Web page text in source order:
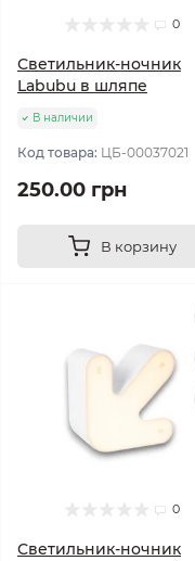
0
Светильник-ночник
Labubu в шляпе
В наличии
Код товара: ЦБ-00037021
250.00 грн
В корзину
0
Светильник-ночник